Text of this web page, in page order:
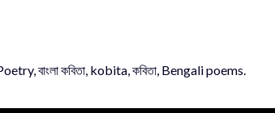
বাংলা কবিতা, kobita, কবিতা, Bengali poems.